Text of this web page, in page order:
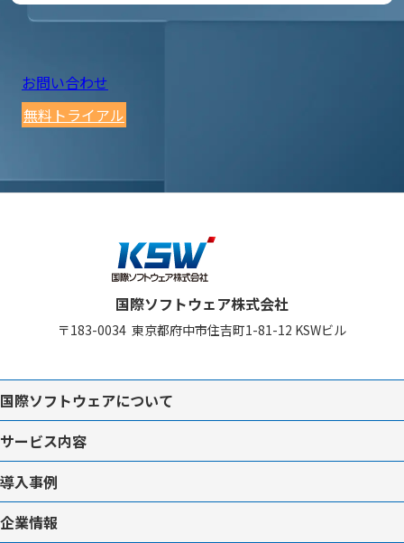
お問い合わせ
無料トライアル
国際ソフトウェア株式会社
〒183-0034 東京都府中市住吉町1-81-12 KSWビル
国際ソフトウェアについて
サービス内容
導入事例
企業情報